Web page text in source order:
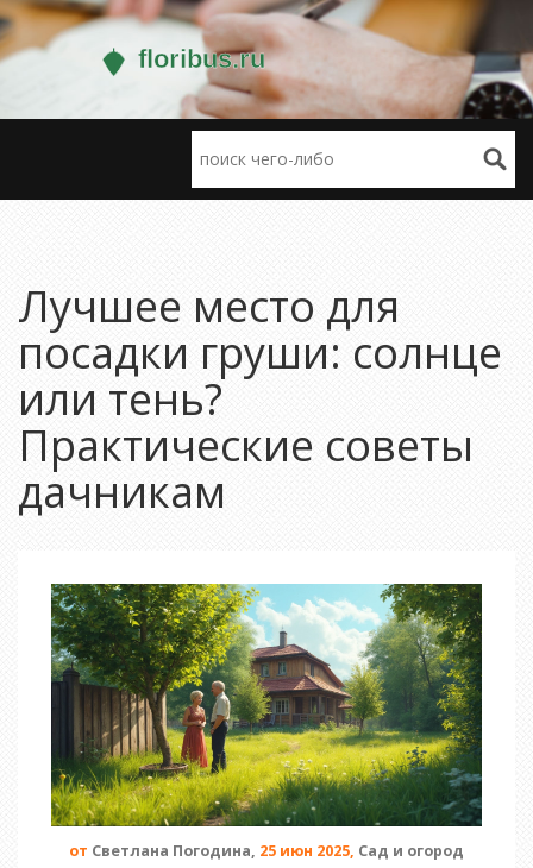
Лучшее место для
посадки груши: солнце
или тень?
Практические советы
дачникам
от Светлана Погодина, 25 июн 2025, Сад и огород